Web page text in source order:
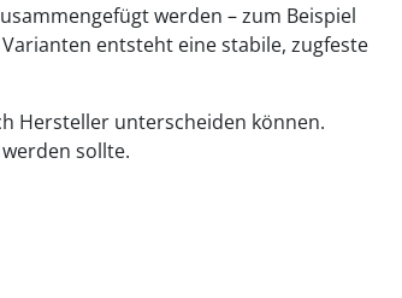
werden – zum Beispiel
entsteht eine stabile, zugfeste
Hersteller unterscheiden können.
sollte.